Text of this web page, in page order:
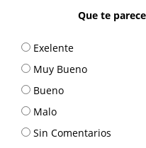
Que te
Exelente
Muy Bueno
Bueno
Malo
Sin Comentarios